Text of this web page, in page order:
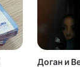
Доган и